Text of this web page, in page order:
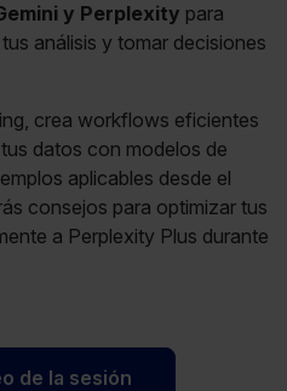
y Perplexity para
análisis y tomar decisiones
crea workflows eficientes
datos con modelos de
aplicables desde el
consejos para optimizar tus
a Perplexity Plus durante
de la sesión